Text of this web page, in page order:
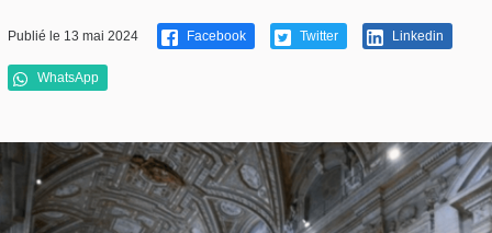
Publié le 13 mai 2024 Facebook Twitter Linkedin
WhatsApp